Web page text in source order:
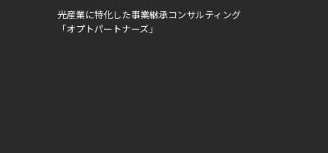
光産業に特化した事業継承コンサルティング
「オプトパートナーズ」